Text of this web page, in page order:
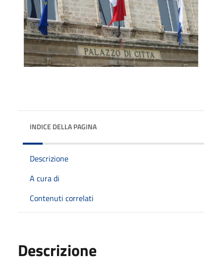
INDICE DELLA PAGINA
Descrizione
A cura di
Contenuti correlati
Descrizione